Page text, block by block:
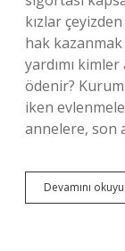
kızlar
hak kazanmak
yardımı
ödenir?
iken
annelere, son
Devamını